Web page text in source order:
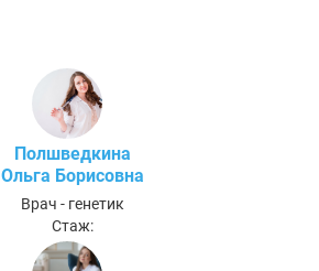
Полшведкина
Ольга Борисовна
Врач - генетик
Стаж: